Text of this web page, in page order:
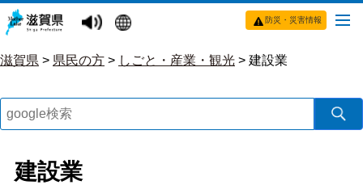
防災・災害情報
滋賀県 > 県民の方 > しごと・産業・観光 > 建設業
建設業